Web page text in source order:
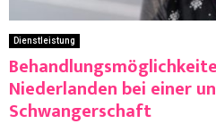
Dienstleistung
Niederlanden bei einer
Schwangerschaft